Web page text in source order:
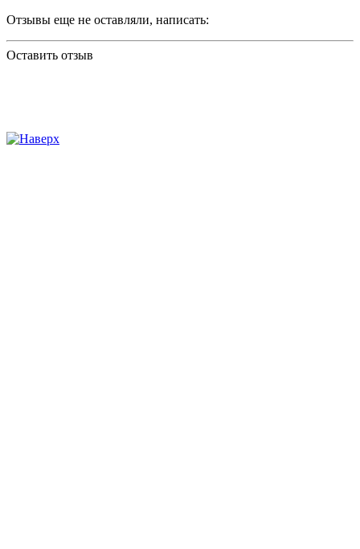
Отзывы еще не оставляли, написать:
Оставить отзыв